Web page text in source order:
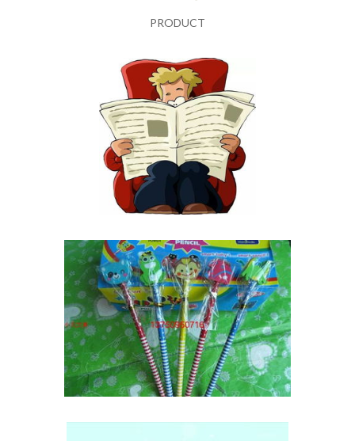
PRODUCT